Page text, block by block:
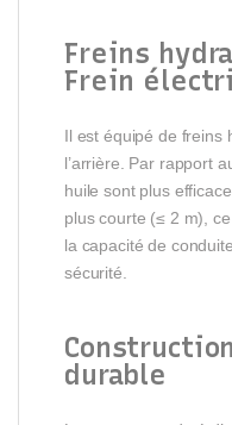
Freins
Frein
Il est équipé de freins
l’arrière. Par rapport
huile sont plus
plus courte (≤ 2 m),
la capacité de
sécurité.
durable